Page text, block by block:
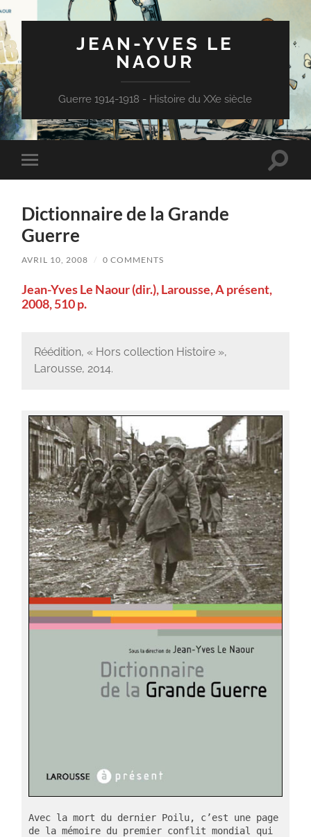
JEAN-YVES LE
NAOUR
Guerre 1914-1918 - Histoire du XXe siècle
Toggle
mobile
Toggle
Dictionnaire de la Grande
Guerre
AVRIL 10, 2008 / 0 COMMENTS
Jean-Yves Le Naour (dir.), Larousse, A présent,
2008, 510 p.
Réédition, « Hors collection Histoire »,
Larousse, 2014.
Avec la mort du dernier Poilu, c’est une page
de la mémoire du premier conflit mondial qui